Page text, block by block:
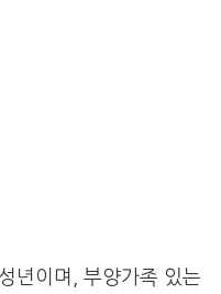
년이며, 부양가족 있는